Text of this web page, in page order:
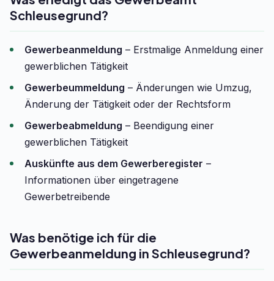
Schleusegrund?
Gewerbeanmeldung – Erstmalige Anmeldung einer
gewerblichen Tätigkeit
Gewerbeummeldung – Änderungen wie Umzug,
Änderung der Tätigkeit oder der Rechtsform
Gewerbeabmeldung – Beendigung einer
gewerblichen Tätigkeit
Auskünfte aus dem Gewerberegister –
Informationen über eingetragene
Gewerbetreibende
Was benötige ich für die
Gewerbeanmeldung in Schleusegrund?